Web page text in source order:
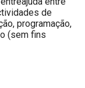
de
programação,
(sem fins